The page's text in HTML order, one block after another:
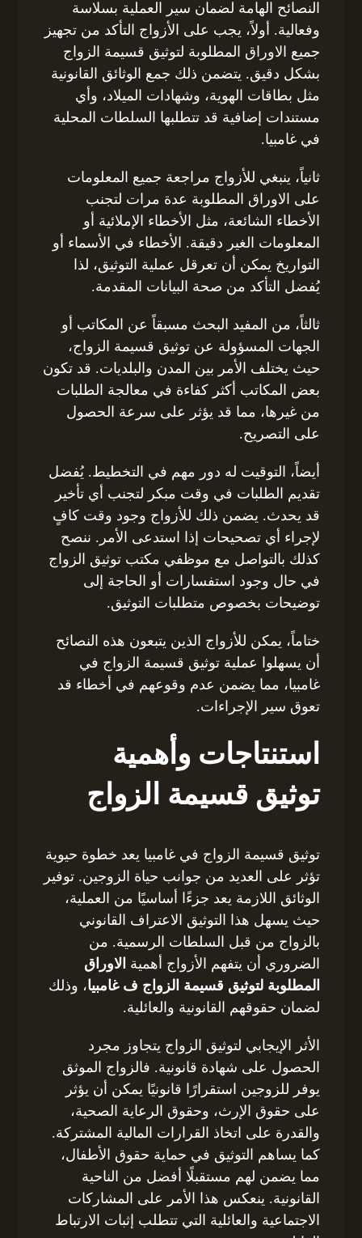
النصائح الهامة لضمان سير العملية بسلاسة
وفعالية. أولاً، يجب على الأزواج التأكد من تجهيز
جميع الاوراق المطلوبة لتوثيق قسيمة الزواج
بشكل دقيق. يتضمن ذلك جمع الوثائق القانونية
مثل بطاقات الهوية، وشهادات الميلاد، وأي
مستندات إضافية قد تتطلبها السلطات المحلية
في غامبيا.
ثانياً، ينبغي للأزواج مراجعة جميع المعلومات
على الاوراق المطلوبة عدة مرات لتجنب
الأخطاء الشائعة، مثل الأخطاء الإملائية أو
المعلومات الغير دقيقة. الأخطاء في الأسماء أو
التواريخ يمكن أن تعرقل عملية التوثيق، لذا
يُفضل التأكد من صحة البيانات المقدمة.
ثالثاً، من المفيد البحث مسبقاً عن المكاتب أو
الجهات المسؤولة عن توثيق قسيمة الزواج،
حيث يختلف الأمر بين المدن والبلديات. قد تكون
بعض المكاتب أكثر كفاءة في معالجة الطلبات
من غيرها، مما قد يؤثر على سرعة الحصول
على التصريح.
أيضاً، التوقيت له دور مهم في التخطيط. يُفضل
تقديم الطلبات في وقت مبكر لتجنب أي تأخير
قد يحدث. يضمن ذلك للأزواج وجود وقت كافٍ
لإجراء أي تصحيحات إذا استدعى الأمر. ننصح
كذلك بالتواصل مع موظفي مكتب توثيق الزواج
في حال وجود استفسارات أو الحاجة إلى
توضيحات بخصوص متطلبات التوثيق.
ختاماً، يمكن للأزواج الذين يتبعون هذه النصائح
أن يسهلوا عملية توثيق قسيمة الزواج في
غامبيا، مما يضمن عدم وقوعهم في أخطاء قد
تعوق سير الإجراءات.
استنتاجات وأهمية
توثيق قسيمة الزواج
توثيق قسيمة الزواج في غامبيا يعد خطوة حيوية
تؤثر على العديد من جوانب حياة الزوجين. توفير
الوثائق اللازمة يعد جزءًا أساسيًا من العملية،
حيث يسهل هذا التوثيق الاعتراف القانوني
بالزواج من قبل السلطات الرسمية. من
الضروري أن يتفهم الأزواج أهمية الاوراق
المطلوبة لتوثيق قسيمة الزواج ف غامبيا، وذلك
لضمان حقوقهم القانونية والعائلية.
الأثر الإيجابي لتوثيق الزواج يتجاوز مجرد
الحصول على شهادة قانونية. فالزواج الموثق
يوفر للزوجين استقرارًا قانونيًا يمكن أن يؤثر
على حقوق الإرث، وحقوق الرعاية الصحية،
والقدرة على اتخاذ القرارات المالية المشتركة.
كما يساهم التوثيق في حماية حقوق الأطفال،
مما يضمن لهم مستقبلًا أفضل من الناحية
القانونية. ينعكس هذا الأمر على المشاركات
الاجتماعية والعائلية التي تتطلب إثبات الارتباط